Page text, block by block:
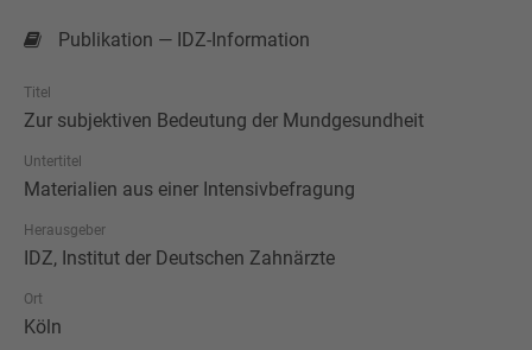
Publikation — IDZ-Information
Titel
Zur subjektiven Bedeutung der Mundgesundheit
Untertitel
Materialien aus einer Intensivbefragung
Herausgeber
IDZ, Institut der Deutschen Zahnärzte
Ort
Köln